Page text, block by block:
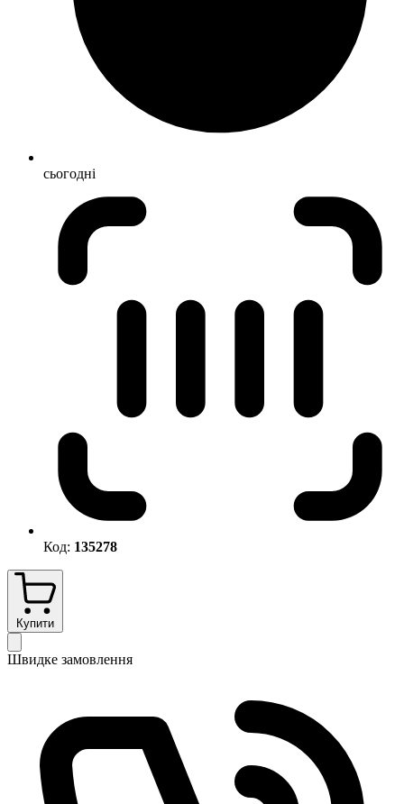
сьогодні
Код: 135278
Купити
Швидке замовлення